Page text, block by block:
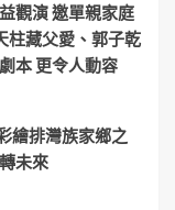
觀演 邀單親家庭
柱藏父愛、郭子乾
本 更令人動容
繪排灣族家鄉之
未來